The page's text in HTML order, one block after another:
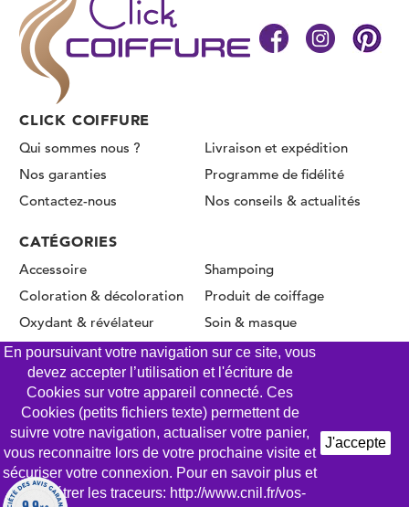
CLICK COIFFURE
Qui sommes nous ?
Livraison et expédition
Nos garanties
Programme de fidélité
Contactez-nous
Nos conseils & actualités
CATÉGORIES
Accessoire
Coloration & décoloration
Oxydant & révélateur
Permanente & Lissage
Shampoing
Produit de coiffage
Soin & masque
En poursuivant votre navigation sur ce site, vous
devez accepter l’utilisation et l'écriture de
Cookies sur votre appareil connecté. Ces
Cookies (petits fichiers texte) permettent de
suivre votre navigation, actualiser votre panier,
vous reconnaitre lors de votre prochaine visite et
sécuriser votre connexion. Pour en savoir plus et
paramétrer les traceurs: http://www.cnil.fr/vos-
J'accepte
© CLICK COIFFURE 2026 - Tous droits réservés
Mentions légales
Conditions Générales de Vente
Gestion des Cookies
Politique de confidentialité